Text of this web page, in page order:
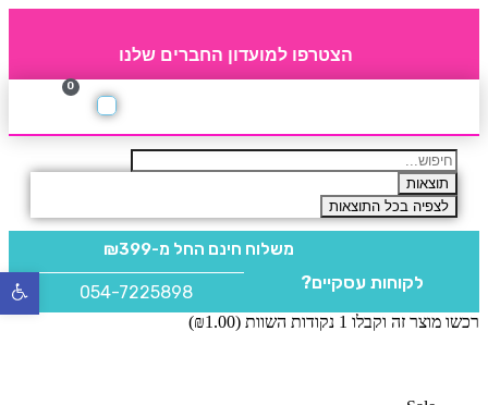
הצטרפו למועדון החברים שלנו
0
תוצאות
לצפיה בכל התוצאות
משלוח חינם החל מ-₪399
לקוחות עסקיים? 054-7225898
רכשו מוצר זה וקבלו 1 נקודות השוות ( ₪1.00
)
פתח